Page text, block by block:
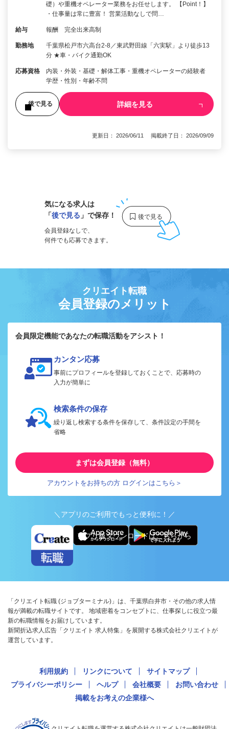
礎）や重機オペレーター業務をお任せします。 【Point！】
・仕事量は常に豊富！ 営業活動なしで問…
給与 報酬 完全出来高制
勤務地
千葉県松戸市六高台2-8／東武野田線「六実駅」より徒歩13
分 ★車・バイク通勤OK
応募資格
内装・外装・基礎・解体工事・重機オペレーターの経験者
学歴・性別・年齢不問
後で見る 詳細を見る
更新日： 2026/06/11 掲載終了日： 2026/09/09
気になる求人は
「後で見る 」で保存！
会員登録なしで、
何件でも応募できます。
クリエイト転職
会員登録のメリット
会員限定機能であなたの転職活動をアシスト！
カンタン応募
事前にプロフィールを登録しておくことで、応募時の
入力が簡単に
検索条件の保存
繰り返し検索する条件を保存して、条件設定の手間を
省略
まずは会員登録（無料）
アカウントをお持ちの方 ログインはこちら＞
＼アプリのご利用でもっと便利に！／
アプリ版ダウンロードはこちらから
「クリエイト転職 (ジョブターミナル)」は、千葉県白井市・その他の求人情
報が満載の転職サイトです。 地域密着をコンセプトに、仕事探しに役立つ最
新の転職情報をお届けしています。
新聞折込求人広告「クリエイト 求人特集」を展開する株式会社クリエイトが
運営しています。
利用規約 リンクについて
サイトマップ
プライバシーポリシー
ヘルプ 会社概要
お問い合わせ
掲載をお考えの企業様へ